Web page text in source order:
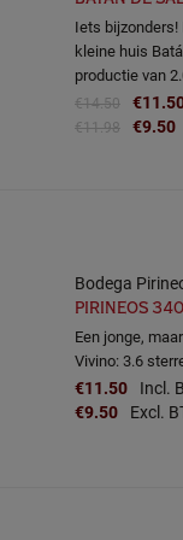
Iets bijzonders!
kleine huis
productie van
€14.50
€11.98 €9.50
Bodega
PIRINEOS
Een jonge,
Vivino: 3.6
€11.50 Incl.
€9.50 Excl.